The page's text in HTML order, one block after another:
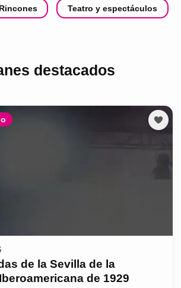
Rincones Teatro y espectáculos
destacados
de la Sevilla de la
de 1929